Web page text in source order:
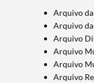
Termo de
Arquivo
Arquivo
Arquivo
Arquivo
Arquivo
Arquivo